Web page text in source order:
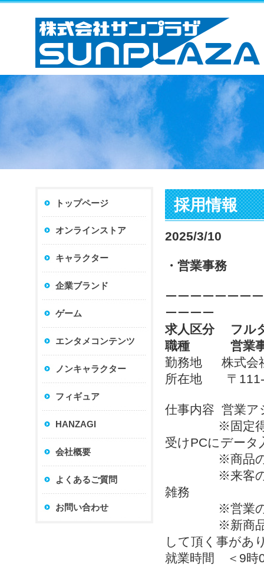
トップページ
オンラインストア
キャラクター
企業ブランド
ゲーム
エンタメコンテンツ
ノンキャラクター
フィギュア
HANZAGI
会社概要
よくあるご質問
お問い合わせ
採用情報
2025/3/10
・営業事務
ーーーーーーー
ーーーー
求人区分 フル
職種 営業
勤務地 株式会
所在地 〒111-
仕事内容 営業ア
※固定得意先
受けPCにデータ
※商品の在庫
※来客の応対
雑務
※営業の
※新商品の企
して頂く事があ
就業時間 ＜9時